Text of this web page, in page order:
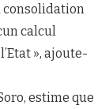
consolidation
calcul
», ajoute-
estime que